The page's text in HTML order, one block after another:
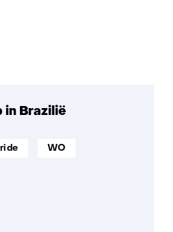
over
worden?
in Brazilië
Opleidingsniveau:
WO